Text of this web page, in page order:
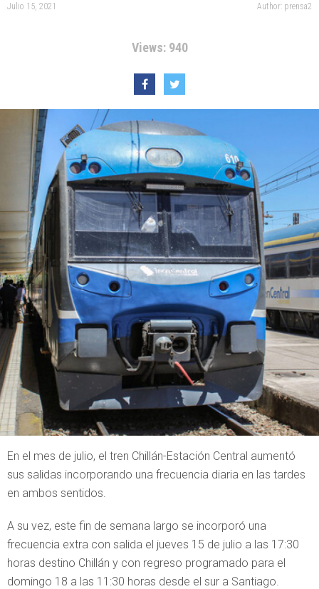
Julio 15, 2021 Author: prensa2
Views: 940
En el mes de julio, el tren Chillán-Estación Central aumentó
sus salidas incorporando una frecuencia diaria en las tardes
en ambos sentidos.
A su vez, este fin de semana largo se incorporó una
frecuencia extra con salida el jueves 15 de julio a las 17:30
horas destino Chillán y con regreso programado para el
domingo 18 a las 11:30 horas desde el sur a Santiago.